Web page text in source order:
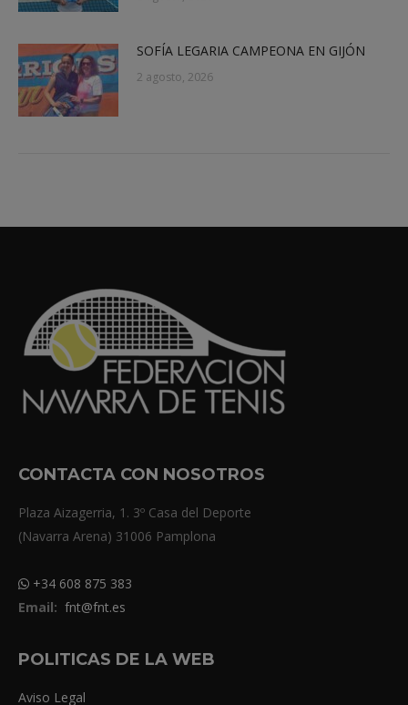
SOFÍA LEGARIA CAMPEONA EN GIJÓN
2 agosto, 2026
CONTACTA CON NOSOTROS
Plaza Aizagerria, 1. 3º Casa del Deporte
(Navarra Arena) 31006 Pamplona
+34 608 875 383
Email: fnt@fnt.es
POLITICAS DE LA WEB
Aviso Legal